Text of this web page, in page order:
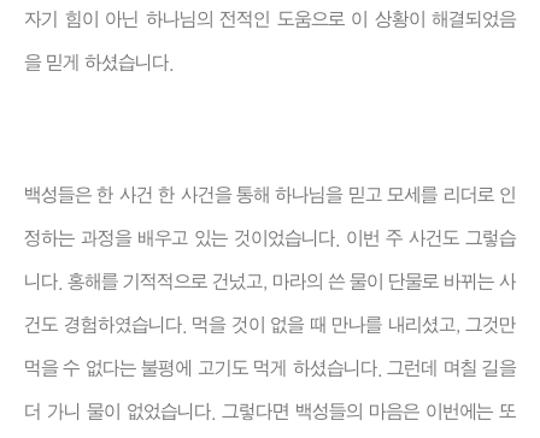
자기 힘이 아닌 하나님의 전적인 도움으로 이 상황이 해결되었음
을 믿게 하셨습니다.
백성들은 한 사건 한 사건을 통해 하나님을 믿고 모세를 리더로 인
정하는 과정을 배우고 있는 것이었습니다. 이번 주 사건도 그렇습
니다. 홍해를 기적적으로 건넜고, 마라의 쓴 물이 단물로 바뀌는 사
건도 경험하였습니다. 먹을 것이 없을 때 만나를 내리셨고, 그것만
먹을 수 없다는 불평에 고기도 먹게 하셨습니다. 그런데 며칠 길을
더 가니 물이 없었습니다. 그렇다면 백성들의 마음은 이번에는 또